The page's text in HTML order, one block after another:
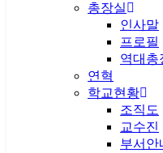
증명서발급
통일미래 최
고위과정
총장실
인사말
프로필
역대총
연혁
학교현황
조직도
교수진
부서안